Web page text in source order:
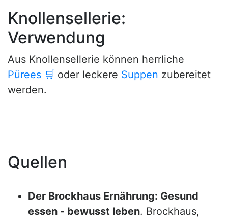
Knollensellerie:
Verwendung
Aus Knollensellerie können herrliche
Pürees 🛒 oder leckere Suppen zubereitet
werden.
Quellen
Der Brockhaus Ernährung: Gesund
essen - bewusst leben. Brockhaus,